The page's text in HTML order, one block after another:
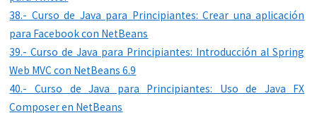
38.- Curso de Java para Principiantes: Crear una aplicación
para Facebook con NetBeans
39.- Curso de Java para Principiantes: Introducción al Spring
Web MVC con NetBeans 6.9
40.- Curso de Java para Principiantes: Uso de Java FX
Composer en NetBeans